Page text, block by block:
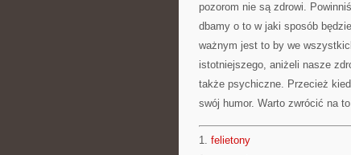
pozorom nie są zdrowi.
dbamy o to w jaki sposób
ważnym jest to by we
istotniejszego, aniżeli nasze
także psychiczne. Przecież
swój humor. Warto zwrócić na
1. felietony